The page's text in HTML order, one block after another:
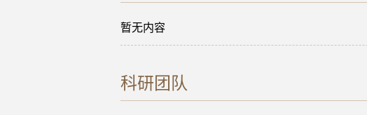
暂无内容
科研团队